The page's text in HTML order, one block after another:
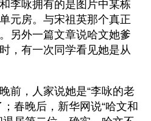
李咏拥有的是图片中某栋
元房。与宋祖英那个真正
另外一篇文章说哈文她爹
，有一次同学看见她是从
前，人家说她是“李咏的老
春晚后，新华网说“哈文和